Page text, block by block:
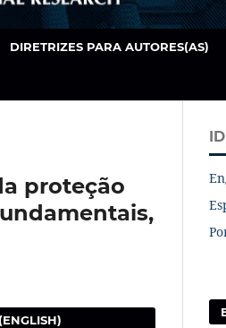
DIRETRIZES PARA AUTORES(AS)
proteção